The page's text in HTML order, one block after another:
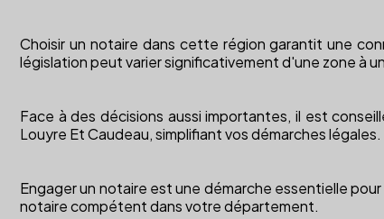
Choisir un notaire dans cette région garantit une
législation peut varier significativement d'une zone à
Face à des décisions aussi importantes, il est
Louyre Et Caudeau, simplifiant vos démarches légales.
Engager un notaire est une démarche essentielle
notaire compétent dans votre département.